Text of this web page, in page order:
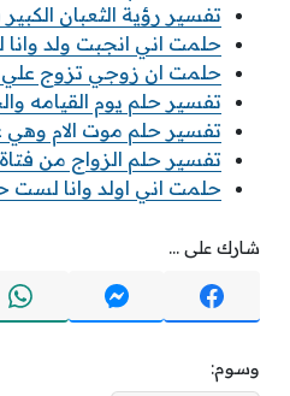
تفسير رؤية الثعبان
حلمت اني انجبت ولد
حلمت ان زوجي تزوج
تفسير حلم يوم القيامه
تفسير حلم موت الام وهي
تفسير حلم الزواج من
حلمت اني اولد وانا لست
شارك على ...
وسوم: